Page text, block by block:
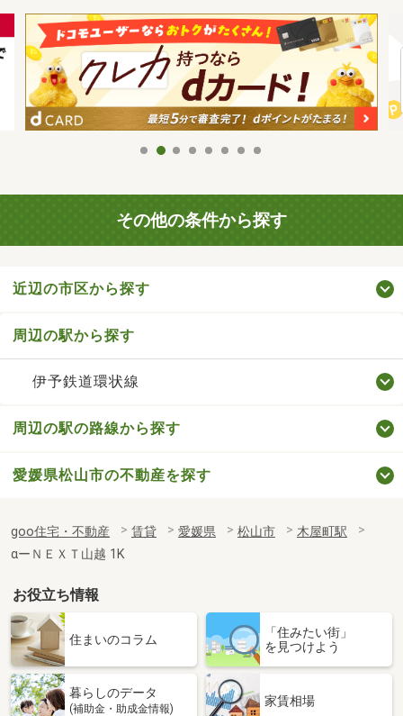
その他の条件から探す
近辺の市区から探す
周辺の駅から探す
伊予鉄道環状線
周辺の駅の路線から探す
愛媛県松山市の不動産を探す
goo住宅・不動産 賃貸 愛媛県 松山市
木屋町駅
αーＮＥＸＴ山越 1K
お役立ち情報
住まいのコラム
「住みたい街」
を見つけよう
暮らしのデータ
(補助金・助成金情報)
家賃相場